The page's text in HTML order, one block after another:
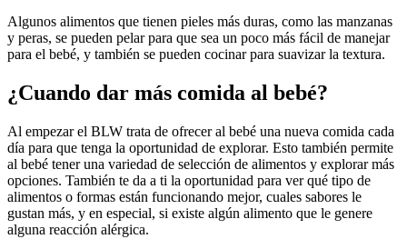
Algunos alimentos que tienen pieles más duras, como las manzanas
y peras, se pueden pelar para que sea un poco más fácil de manejar
para el bebé, y también se pueden cocinar para suavizar la textura.
¿Cuando dar más comida al bebé?
Al empezar el BLW trata de ofrecer al bebé una nueva comida cada
día para que tenga la oportunidad de explorar. Esto también permite
al bebé tener una variedad de selección de alimentos y explorar más
opciones. También te da a ti la oportunidad para ver qué tipo de
alimentos o formas están funcionando mejor, cuales sabores le
gustan más, y en especial, si existe algún alimento que le genere
alguna reacción alérgica.